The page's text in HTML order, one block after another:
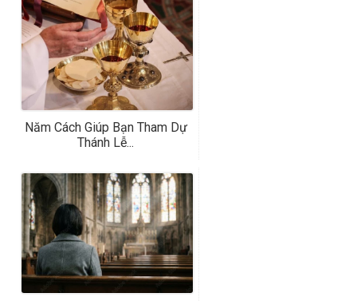
Năm Cách Giúp Bạn Tham Dự
Thánh Lễ...